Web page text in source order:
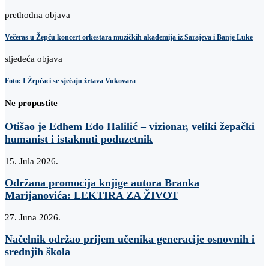
prethodna objava
Večeras u Žepču koncert orkestara muzičkih akademija iz Sarajeva i Banje Luke
sljedeća objava
Foto: I Žepčaci se sjećaju žrtava Vukovara
Ne propustite
Otišao je Edhem Edo Halilić – vizionar, veliki žepački
humanist i istaknuti poduzetnik
15. Jula 2026.
Održana promocija knjige autora Branka
Marijanovića: LEKTIRA ZA ŽIVOT
27. Juna 2026.
Načelnik održao prijem učenika generacije osnovnih i
srednjih škola